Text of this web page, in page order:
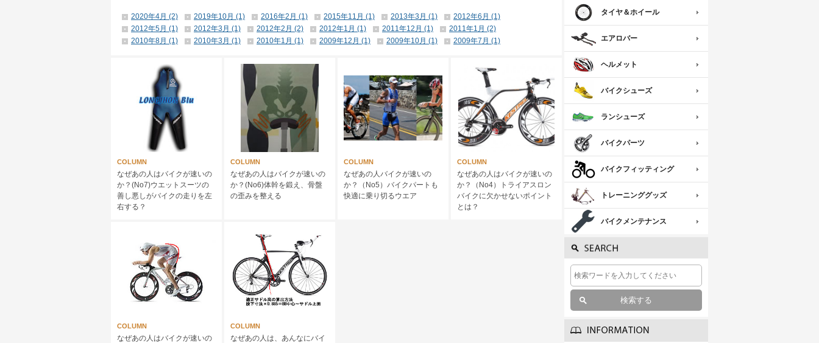
2020年4月 (2) 2019年10月 (1) 2016年2月 (1) 2015年11月 (1) 2013年3月 (1)
2012年6月 (1)
2012年5月 (1)
2012年3月 (1) 2012年2月 (2) 2012年1月 (1) 2011年12月 (1)
2011年1月 (2)
2010年8月 (1)
2010年3月 (1) 2010年1月 (1) 2009年12月 (1) 2009年10月 (1) 2009年7月 (1)
COLUMN
なぜあの人はバイクが速いの
か？(No7)ウエットスーツの
善し悪しがバイクの走りを左
右する？
COLUMN
なぜあの人はバイクが速いの
か？(No6)体幹を鍛え、骨盤
の歪みを整える
COLUMN
なぜあの人バイクが速いの
か？（No5）バイクパートも
快適に乗り切るウエア
COLUMN
なぜあの人はバイクが速いの
か？（No4）トライアスロン
バイクに欠かせないポイント
とは？
COLUMN
なぜあの人はバイクが速いの
COLUMN
なぜあの人は、あんなにバイ
タイヤ＆ホイール
エアロバー
ヘルメット
バイクシューズ
ランシューズ
バイクパーツ
バイクフィッティング
トレーニンググッズ
バイクメンテナンス